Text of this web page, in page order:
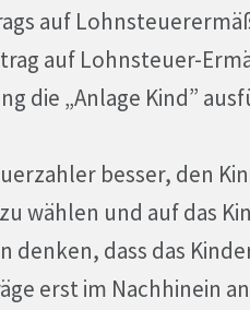
auf
auf Lohnsteuer-
die „Anlage Kind”
besser, den
wählen und auf das
denken, dass das
erst im Nachhinein